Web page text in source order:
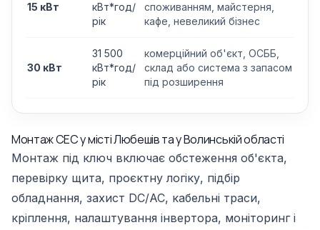
15 кВт
кВт*год/
рік
споживанням, майстерня,
кафе, невеликий бізнес
30 кВт
31 500
кВт*год/
рік
комерційний об'єкт, ОСББ,
склад або система з запасом
під розширення
Монтаж СЕС у місті Любешів та у Волинській області
Монтаж під ключ включає обстеження об'єкта,
перевірку щита, проєктну логіку, підбір
обладнання, захист DC/AC, кабельні траси,
кріплення, налаштування інвертора, моніторинг і